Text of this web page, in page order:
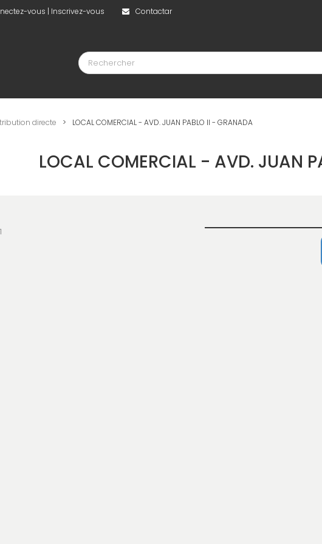
vous | Inscrivez-vous Contactar
directe > LOCAL COMERCIAL - AVD. JUAN PABLO II - GRANADA
LOCAL COMERCIAL - AVD. JUAN